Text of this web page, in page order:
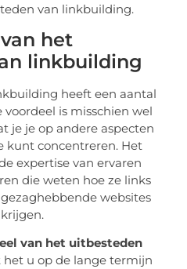
van linkbuilding.
het
linkbuilding
heeft een aantal
is misschien wel
je je op andere aspecten
kunt concentreren. Het
expertise van ervaren
die weten hoe ze links
websites
van het uitbesteden
het u op de lange termijn